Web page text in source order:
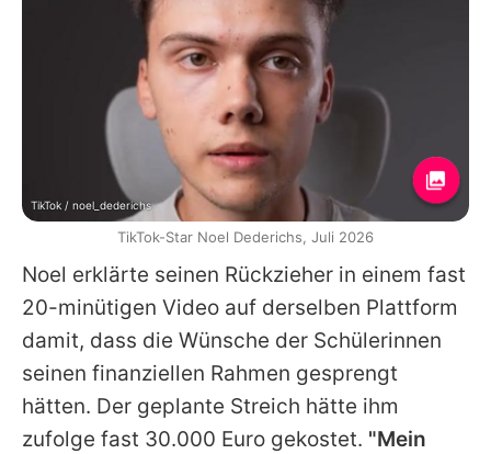
Noel erklärte seinen Rückzieher in einem fast
20-minütigen Video auf derselben Plattform
damit, dass die Wünsche der Schülerinnen
seinen finanziellen Rahmen gesprengt
hätten. Der geplante Streich hätte ihm
zufolge fast 30.000 Euro gekostet. "Mein
TikTok / noel_dederichs
TikTok-Star Noel Dederichs, Juli 2026